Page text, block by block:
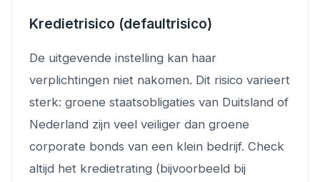
Kredietrisico (defaultrisico)
De uitgevende instelling kan haar
verplichtingen niet nakomen. Dit risico varieert
sterk: groene staatsobligaties van Duitsland of
Nederland zijn veel veiliger dan groene
corporate bonds van een klein bedrijf. Check
altijd het kredietrating (bijvoorbeeld bij